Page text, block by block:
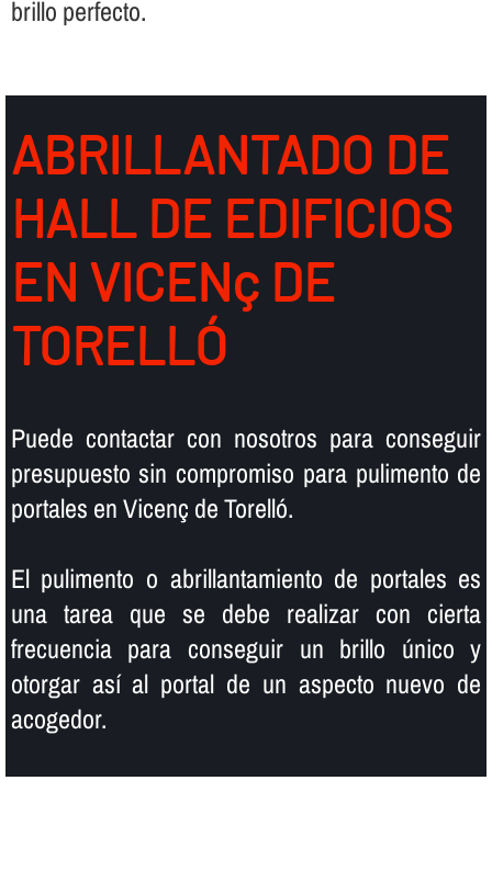
brillo perfecto.
ABRILLANTADO DE
HALL DE EDIFICIOS
EN VICENç DE
TORELLÓ
Puede contactar con nosotros para conseguir
presupuesto sin compromiso para pulimento de
portales en Vicenç de Torelló.
El pulimento o abrillantamiento de portales es
una tarea que se debe realizar con cierta
frecuencia para conseguir un brillo único y
otorgar así­ al portal de un aspecto nuevo de
acogedor.